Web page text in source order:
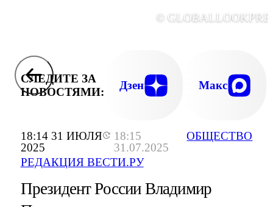
18:14 31 ИЮЛЯ
2025
18:15
31.07.2025
РЕДАКЦИЯ ВЕСТИ.РУ
ОБЩЕСТВО
©
СЛЕДИТЕ ЗА
НОВОСТЯМИ:
Дзен Макс
Президент России Владимир